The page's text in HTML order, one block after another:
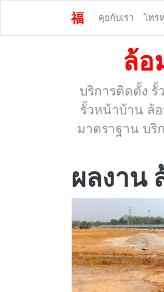
福 คุยกับเรา โทร
ล้อ
บริการติดตั้ง
รั้วหน้าบ้าน ล้
มาตราฐาน บริ
ผลงาน